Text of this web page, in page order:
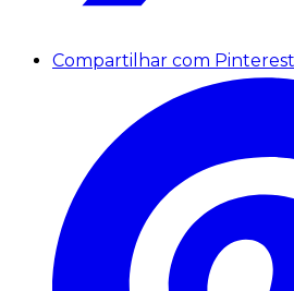
Compartilhar com Pinterest